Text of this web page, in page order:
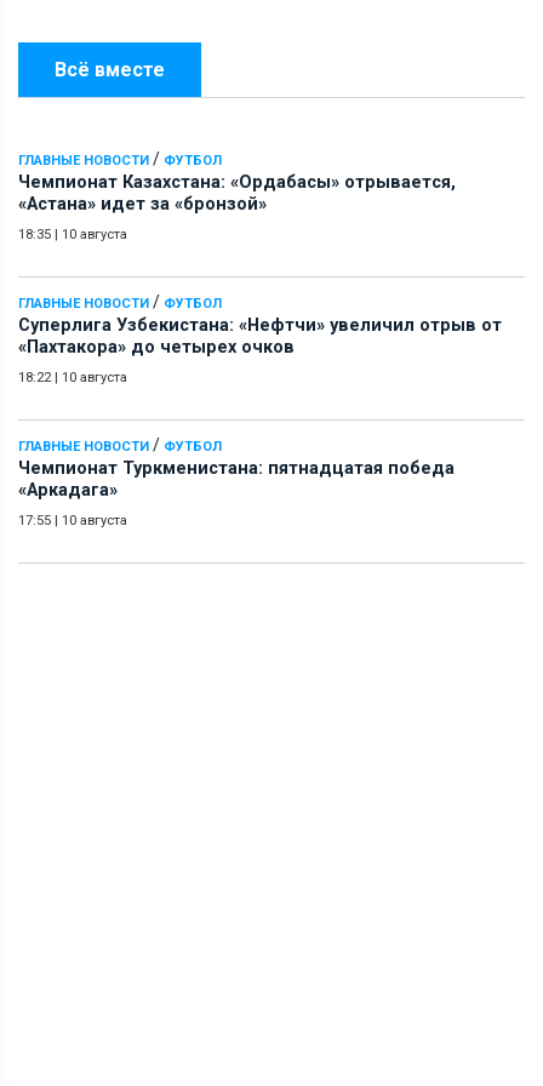
Всё вместе
ГЛАВНЫЕ НОВОСТИ / ФУТБОЛ
Чемпионат Казахстана: «Ордабасы» отрывается,
«Астана» идет за «бронзой»
18:35 | 10 августа
ГЛАВНЫЕ НОВОСТИ / ФУТБОЛ
Суперлига Узбекистана: «Нефтчи» увеличил отрыв от
«Пахтакора» до четырех очков
18:22| 10 августа
ГЛАВНЫЕ НОВОСТИ / ФУТБОЛ
Чемпионат Туркменистана: пятнадцатая победа
«Аркадага»
17:55 | 10 августа